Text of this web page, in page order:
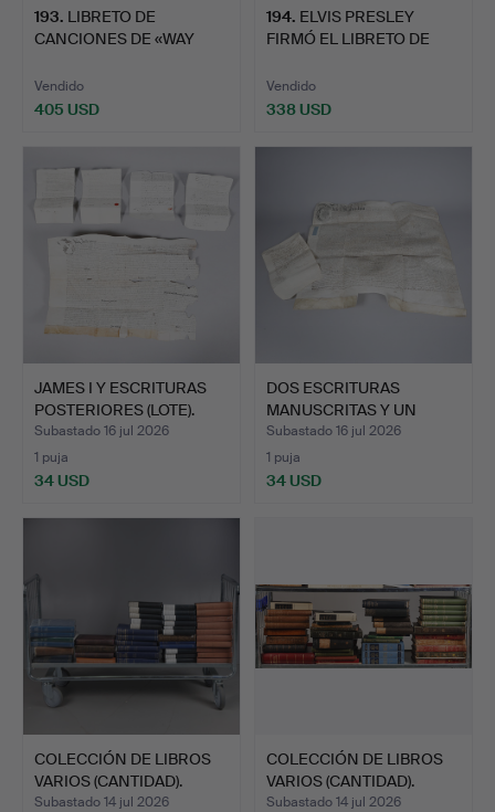
193. LIBRETO DE
CANCIONES DE «WAY
Vendido
405 USD
194. ELVIS PRESLEY
FIRMÓ EL LIBRETO DE
Vendido
338 USD
JAMES I Y ESCRITURAS
POSTERIORES (LOTE).
Subastado 16 jul 2026
1 puja
34 USD
DOS ESCRITURAS
MANUSCRITAS Y UN
RECIBO FIN…
Subastado 16 jul 2026
1 puja
34 USD
COLECCIÓN DE LIBROS
VARIOS (CANTIDAD).
Subastado 14 jul 2026
COLECCIÓN DE LIBROS
VARIOS (CANTIDAD).
Subastado 14 jul 2026